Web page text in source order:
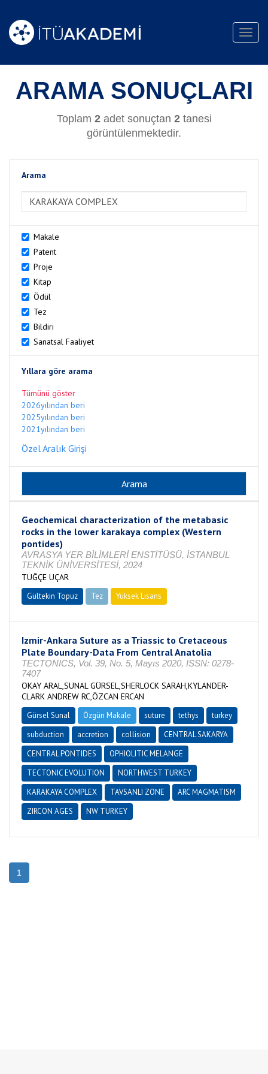
ARAMA SONUÇLARI
Toplam 2adet sonuçtan 2tanesi
görüntülenmektedir.
Arama
Makale
Patent
Proje
Kitap
Ödül
Tez
Bildiri
Sanatsal Faaliyet
Yıllara göre arama
Tümünü göster
2026yılından beri
2025yılından beri
2021yılından beri
Özel Aralık Girişi
Geochemical characterization of the metabasic
rocks in the lower karakaya complex (Western
pontides)
AVRASYA YER BİLİMLERİ ENSTİTÜSÜ, İSTANBUL
TEKNİK ÜNİVERSİTESİ, 2024
TUĞÇE UÇAR
Gültekin Topuz Tez Yüksek Lisans
Izmir-Ankara Suture as a Triassic to Cretaceous
Plate Boundary-Data From Central Anatolia
TECTONICS, Vol. 39, No. 5, Mayıs 2020, ISSN: 0278-
7407
OKAY ARAL,SUNAL GÜRSEL,SHERLOCK SARAH,KYLANDER-
CLARK ANDREW RC,ÖZCAN ERCAN
Gürsel Sunal Özgün Makale suture tethys
turkey
subduction
accretion collision
CENTRAL SAKARYA
CENTRAL PONTIDES
OPHIOLITIC MELANGE
TECTONIC EVOLUTION
NORTHWEST TURKEY
KARAKAYA COMPLEX
TAVSANLI ZONE
ARC MAGMATISM
ZIRCON AGES
NW TURKEY
1